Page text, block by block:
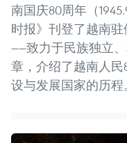
南国庆80周年（
时报》刊登了越南
——致力于民族独立
章，介绍了越南人
设与发展国家的历程